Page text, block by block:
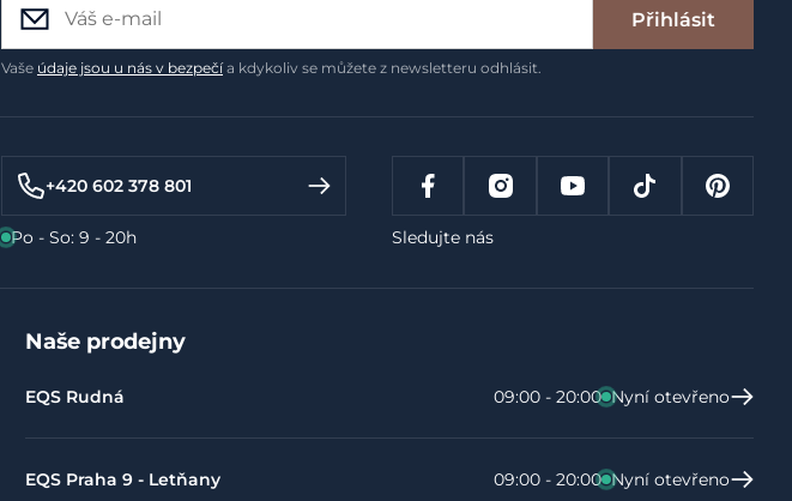
Přihlásit
Vaše údaje jsou u nás v bezpečía kdykoliv se můžete z newsletteru odhlásit.
+420 602 378 801
Po - So: 9 - 20h Sledujte nás
Naše prodejny
EQS Rudná 09:00 - 20:00 Nyní otevřeno
EQS Praha 9 - Letňany 09:00 - 20:00 Nyní otevřeno